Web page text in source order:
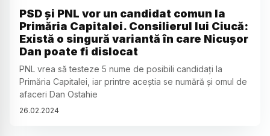
PSD și PNL vor un candidat comun la
Primăria Capitalei. Consilierul lui Ciucă:
Există o singură variantă în care Nicușor
Dan poate fi dislocat
PNL vrea să testeze 5 nume de posibili candidați la
Primăria Capitalei, iar printre aceștia se numără și omul de
afaceri Dan Ostahie
26.02.2024